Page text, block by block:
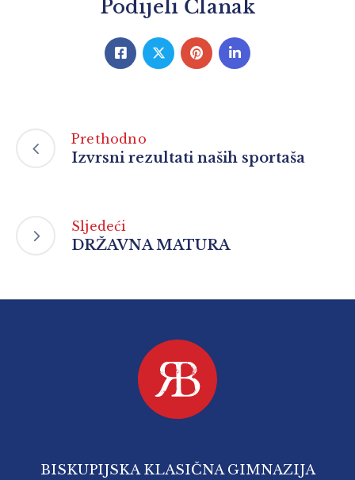
Podijeli Članak
Prethodno
Izvrsni rezultati naših sportaša
Sljedeći
DRŽAVNA MATURA
BISKUPIJSKA KLASIČNA GIMNAZIJA